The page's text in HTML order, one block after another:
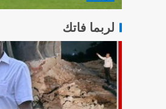
لربما فاتك